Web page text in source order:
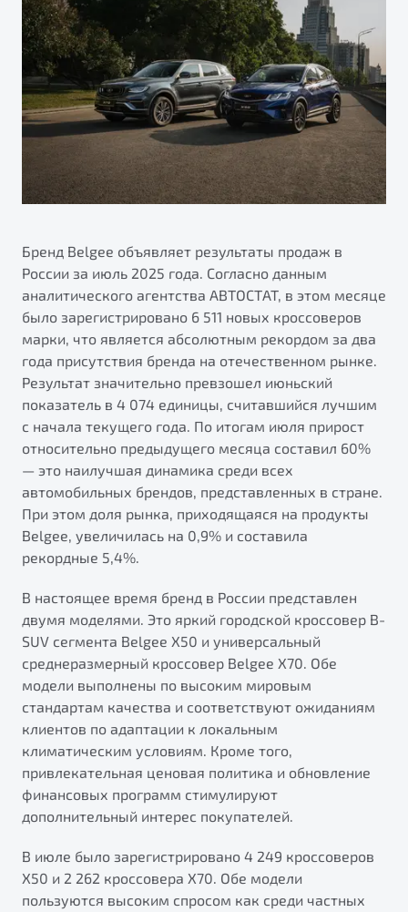
Яркий кроссовер
от 2 219 990 ₽*
В наличии
S50
Элегантный и практичный седан
от 1 699 990 ₽*
Обзор В наличии
X70
Универсальный кроссовер
от 2 499 990 ₽*
Обзор В наличии
Автокредит
Трейд-ин
Страхование
Расчет КАСКО
Узнайте о специальных выгодах при покупке
автомобиля Belgee
Подробно
Автомобили в наличии
Тест-драйв
Спецпредложения
ПОДДЕРЖКА
Гарантия Belgee
Belgee Линк
Belgee Клуб
Belgee Плюс
Реферальная программа
Помощь на дорогах
Будьте еще более уверены на дорогах с программой
"Помощь на дорогах"
Преимущества программы
Запись на сервис
Калькулятор ТО
Клиентская поддержка
О дилерском центре
Правовая информация
Бренд Belgee объявляет результаты продаж в
России за июль 2025 года. Согласно данным
аналитического агентства АВТОСТАТ, в этом месяце
было зарегистрировано 6 511 новых кроссоверов
марки, что является абсолютным рекордом за два
года присутствия бренда на отечественном рынке.
Результат значительно превзошел июньский
показатель в 4 074 единицы, считавшийся лучшим
с начала текущего года. По итогам июля прирост
относительно предыдущего месяца составил 60%
— это наилучшая динамика среди всех
автомобильных брендов, представленных в стране.
При этом доля рынка, приходящаяся на продукты
Belgee, увеличилась на 0,9% и составила
рекордные 5,4%.
В настоящее время бренд в России представлен
двумя моделями. Это яркий городской кроссовер B-
SUV сегмента Belgee X50 и универсальный
среднеразмерный кроссовер Belgee X70. Обе
модели выполнены по высоким мировым
стандартам качества и соответствуют ожиданиям
клиентов по адаптации к локальным
климатическим условиям. Кроме того,
привлекательная ценовая политика и обновление
финансовых программ стимулируют
дополнительный интерес покупателей.
В июле было зарегистрировано 4 249 кроссоверов
X50 и 2 262 кроссовера X70. Обе модели
пользуются высоким спросом как среди частных